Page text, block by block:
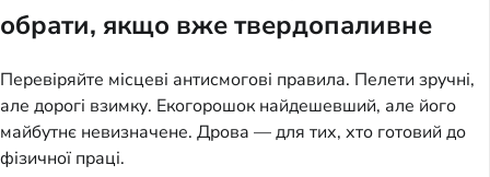
обрати, якщо вже твердопаливне
Перевіряйте місцеві антисмогові правила. Пелети зручні,
але дорогі взимку. Екогорошок найдешевший, але його
майбутнє невизначене. Дрова — для тих, хто готовий до
фізичної праці.